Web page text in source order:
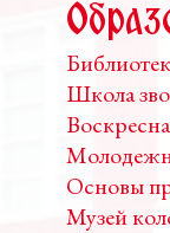
Школа
Основы
Музей